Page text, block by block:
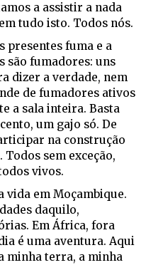
a assistir a nada
tudo isto. Todos nós.
presentes fuma e a
são fumadores: uns
dizer a verdade, nem
de fumadores ativos
a sala inteira. Basta
um gajo só. De
na construção
sem exceção,
vivos.
vida em Moçambique.
daquilo,
Em África, fora
é uma aventura. Aqui
minha terra, a minha